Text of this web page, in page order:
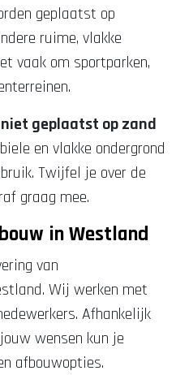
geplaatst op
ruime, vlakke
vaak om sportparken,
geplaatst op zand
en vlakke ondergrond
Twijfel je over de
graag mee.
in Westland
van
Wij werken met
Afhankelijk
wensen kun je
afbouwopties.